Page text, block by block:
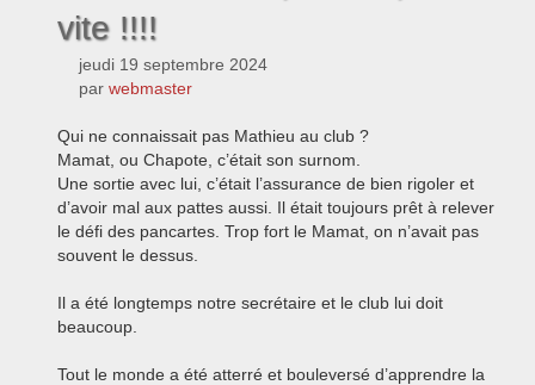
vite !!!!
jeudi 19 septembre 2024
par webmaster
Qui ne connaissait pas Mathieu au club ?
Mamat, ou Chapote, c’était son surnom.
Une sortie avec lui, c’était l’assurance de bien rigoler et
d’avoir mal aux pattes aussi. Il était toujours prêt à relever
le défi des pancartes. Trop fort le Mamat, on n’avait pas
souvent le dessus.
Il a été longtemps notre secrétaire et le club lui doit
beaucoup.
Tout le monde a été atterré et bouleversé d’apprendre la